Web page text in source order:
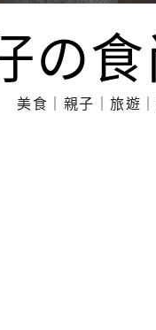
の
美食｜親子｜旅遊